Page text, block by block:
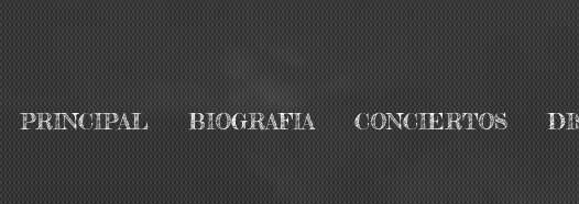
PRINCIPAL BIOGRAFIA CONCIERTOS